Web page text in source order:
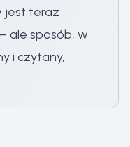
jest teraz
ale sposób, w
i czytany,